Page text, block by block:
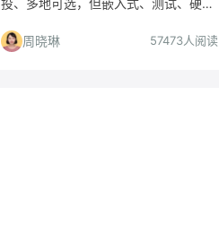
慎匹配。
周晓琳 57473人阅读